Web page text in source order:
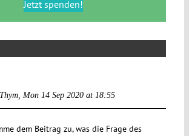
Jetzt spenden!
Mon 14 Sep 2020 at 18:55
dem Beitrag zu, was die Frage des